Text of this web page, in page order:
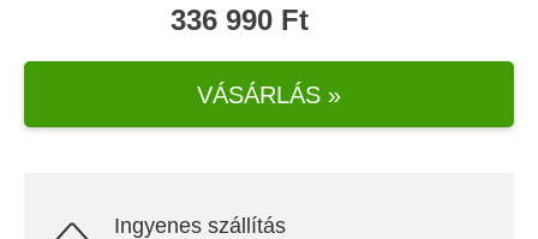
336 990 Ft
VÁSÁRLÁS »
Ingyenes szállítás